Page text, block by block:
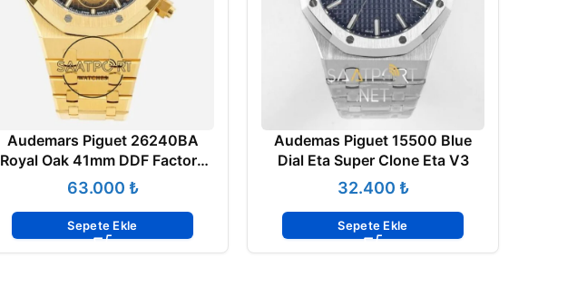
Audemars Piguet 26240BA
Royal Oak 41mm DDF Factory
Grande Tapisserie Sarı Siyah
Kadran 4401 Super Clone ETA
₺
Sepete Ekle
Audemas Piguet 15500 Blue
Dial Eta Super Clone Eta V3
₺
Sepete Ekle